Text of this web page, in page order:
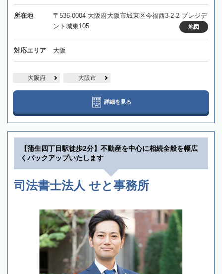
所在地
〒536-0004 大阪府大阪市城東区今福西3-2-2 プレジデ
ント城東105
地図
対応エリア 大阪
大阪府 大阪市
詳細を見る
【蒲生四丁目駅徒歩2分】不動産を中心に相続全般を幅広
くバックアップいたします
司法書士法人 せと事務所